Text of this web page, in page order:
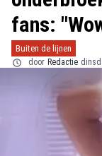
fans:
Buiten de lijnen
door Redactie